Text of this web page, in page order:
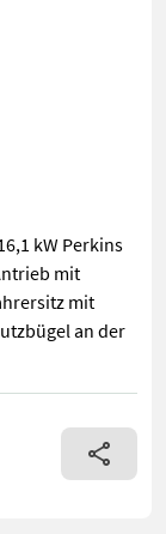
kW Perkins
mit
mit
an der
kW Perkins